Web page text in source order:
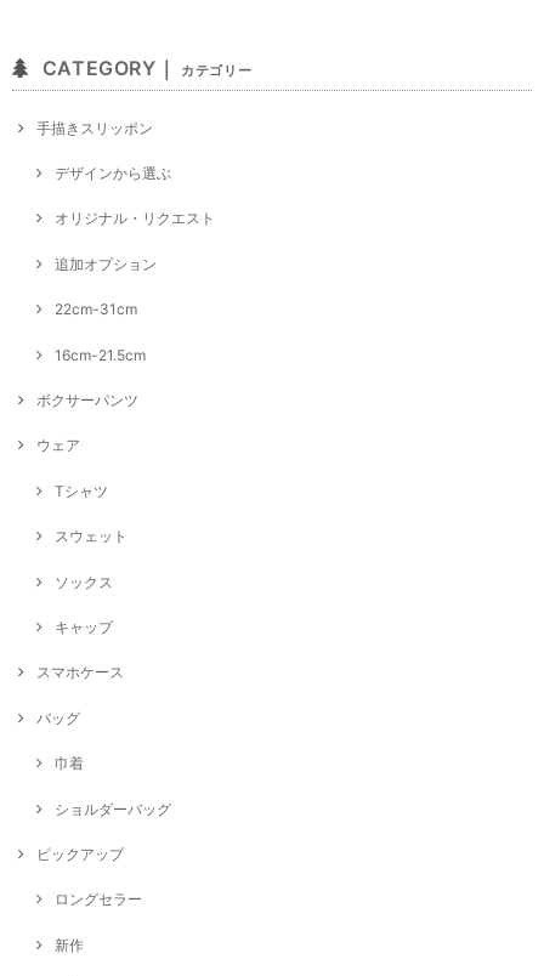
CATEGORY｜ カテゴリー
手描きスリッポン
デザインから選ぶ
オリジナル・リクエスト
追加オプション
22cm-31cm
16cm-21.5cm
ボクサーパンツ
ウェア
Tシャツ
スウェット
ソックス
キャップ
スマホケース
バッグ
巾着
ショルダーバッグ
ピックアップ
ロングセラー
新作